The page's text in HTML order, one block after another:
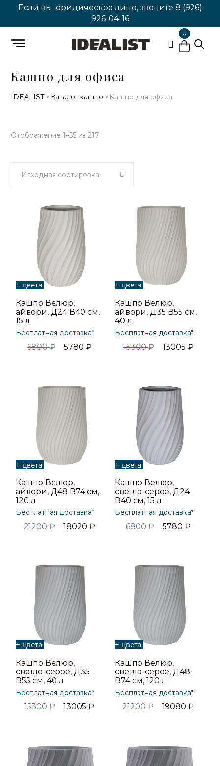
Если вы юридическое лицо, звоните 8 (926)
926-04-16
0
Кашпо для офиса
IDEALIST> Каталог кашпо > Кашпо для офиса
Отображение 1–55 из 217
Исходная сортировка
+ цвета
Кашпо Велюр,
айвори, Д24 В40 см,
15 л
Бесплатная доставка*
6800₽ 5780 ₽
+ цвета
Кашпо Велюр,
айвори, Д35 В55 см,
40 л
Бесплатная доставка*
15300₽ 13005 ₽
+ цвета
Кашпо Велюр,
айвори, Д48 В74 см,
120 л
Бесплатная доставка*
21200₽ 18020 ₽
+ цвета
Кашпо Велюр,
светло-серое, Д24
В40 см, 15 л
Бесплатная доставка*
6800₽ 5780₽
+ цвета
Кашпо Велюр,
светло-серое, Д35
В55 см, 40 л
Бесплатная доставка*
15300₽ 13005₽
+ цвета
Кашпо Велюр,
светло-серое, Д48
В74 см, 120 л
Бесплатная доставка*
21200₽ 19080₽